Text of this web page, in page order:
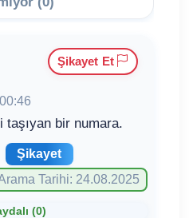
taşıyan bir numara.
Şikayet
Tarihi: 24.08.2025
(0)
Şikayet Et